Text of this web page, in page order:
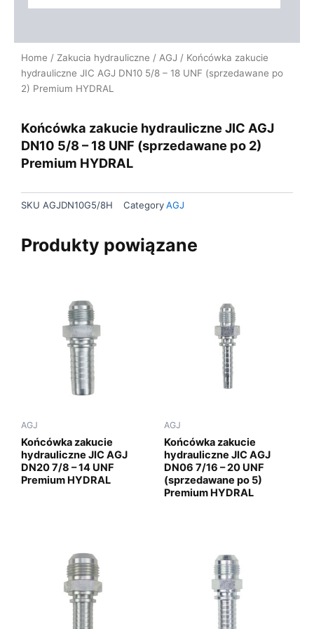
Home / Zakucia hydrauliczne / AGJ / Końcówka zakucie
hydrauliczne JIC AGJ DN10 5/8 – 18 UNF (sprzedawane po
2) Premium HYDRAL
Końcówka zakucie hydrauliczne JIC AGJ
DN10 5/8 – 18 UNF (sprzedawane po 2)
Premium HYDRAL
SKU AGJDN10G5/8H CategoryAGJ
Produkty powiązane
AGJ
Końcówka zakucie
hydrauliczne JIC AGJ
DN20 7/8 – 14 UNF
Premium HYDRAL
AGJ
Końcówka zakucie
hydrauliczne JIC AGJ
DN06 7/16 – 20 UNF
(sprzedawane po 5)
Premium HYDRAL